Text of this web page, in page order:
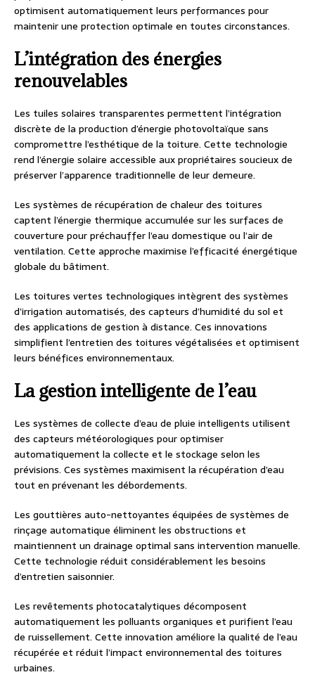
optimisent automatiquement leurs performances pour
maintenir une protection optimale en toutes circonstances.
L’intégration des énergies
renouvelables
Les tuiles solaires transparentes permettent l’intégration
discrète de la production d’énergie photovoltaïque sans
compromettre l’esthétique de la toiture. Cette technologie
rend l’énergie solaire accessible aux propriétaires soucieux de
préserver l’apparence traditionnelle de leur demeure.
Les systèmes de récupération de chaleur des toitures
captent l’énergie thermique accumulée sur les surfaces de
couverture pour préchauffer l’eau domestique ou l’air de
ventilation. Cette approche maximise l’efficacité énergétique
globale du bâtiment.
Les toitures vertes technologiques intègrent des systèmes
d’irrigation automatisés, des capteurs d’humidité du sol et
des applications de gestion à distance. Ces innovations
simplifient l’entretien des toitures végétalisées et optimisent
leurs bénéfices environnementaux.
La gestion intelligente de l’eau
Les systèmes de collecte d’eau de pluie intelligents utilisent
des capteurs météorologiques pour optimiser
automatiquement la collecte et le stockage selon les
prévisions. Ces systèmes maximisent la récupération d’eau
tout en prévenant les débordements.
Les gouttières auto-nettoyantes équipées de systèmes de
rinçage automatique éliminent les obstructions et
maintiennent un drainage optimal sans intervention manuelle.
Cette technologie réduit considérablement les besoins
d’entretien saisonnier.
Les revêtements photocatalytiques décomposent
automatiquement les polluants organiques et purifient l’eau
de ruissellement. Cette innovation améliore la qualité de l’eau
récupérée et réduit l’impact environnemental des toitures
urbaines.